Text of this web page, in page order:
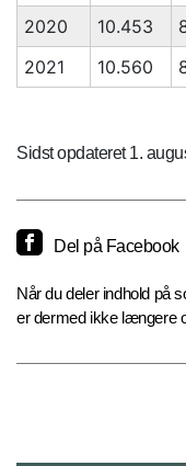
2020
10.453
2021
10.560
Sidst opdateret 1.
Del på Facebook
Når du deler indhold på
er dermed ikke længere